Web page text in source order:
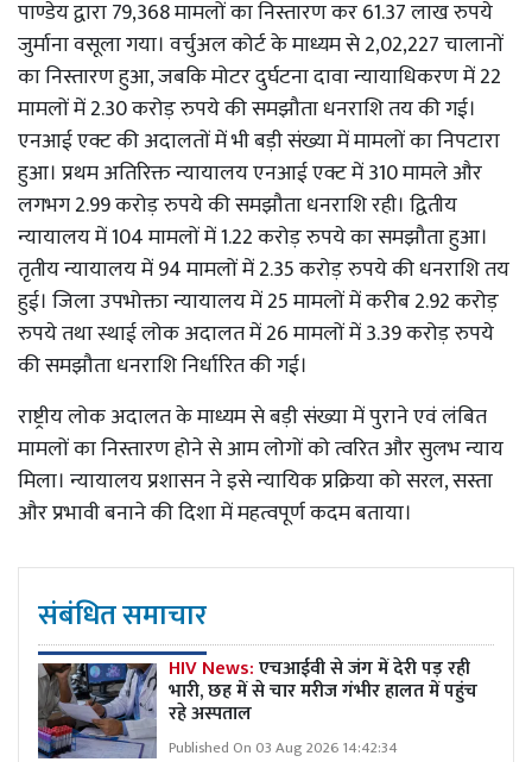
पाण्डेय द्वारा 79,368 मामलों का निस्तारण कर 61.37 लाख रुपये
जुर्माना वसूला गया। वर्चुअल कोर्ट के माध्यम से 2,02,227 चालानों
का निस्तारण हुआ, जबकि मोटर दुर्घटना दावा न्यायाधिकरण में 22
मामलों में 2.30 करोड़ रुपये की समझौता धनराशि तय की गई।
एनआई एक्ट की अदालतों में भी बड़ी संख्या में मामलों का निपटारा
हुआ। प्रथम अतिरिक्त न्यायालय एनआई एक्ट में 310 मामले और
लगभग 2.99 करोड़ रुपये की समझौता धनराशि रही। द्वितीय
न्यायालय में 104 मामलों में 1.22 करोड़ रुपये का समझौता हुआ।
तृतीय न्यायालय में 94 मामलों में 2.35 करोड़ रुपये की धनराशि तय
हुई। जिला उपभोक्ता न्यायालय में 25 मामलों में करीब 2.92 करोड़
रुपये तथा स्थाई लोक अदालत में 26 मामलों में 3.39 करोड़ रुपये
की समझौता धनराशि निर्धारित की गई।
राष्ट्रीय लोक अदालत के माध्यम से बड़ी संख्या में पुराने एवं लंबित
मामलों का निस्तारण होने से आम लोगों को त्वरित और सुलभ न्याय
मिला। न्यायालय प्रशासन ने इसे न्यायिक प्रक्रिया को सरल, सस्ता
और प्रभावी बनाने की दिशा में महत्वपूर्ण कदम बताया।
संबंधित समाचार
HIV News:एचआईवी से जंग में देरी पड़ रही
भारी, छह में से चार मरीज गंभीर हालत में पहुंच
रहे अस्पताल
Published On 03 Aug 2026 14:42:34